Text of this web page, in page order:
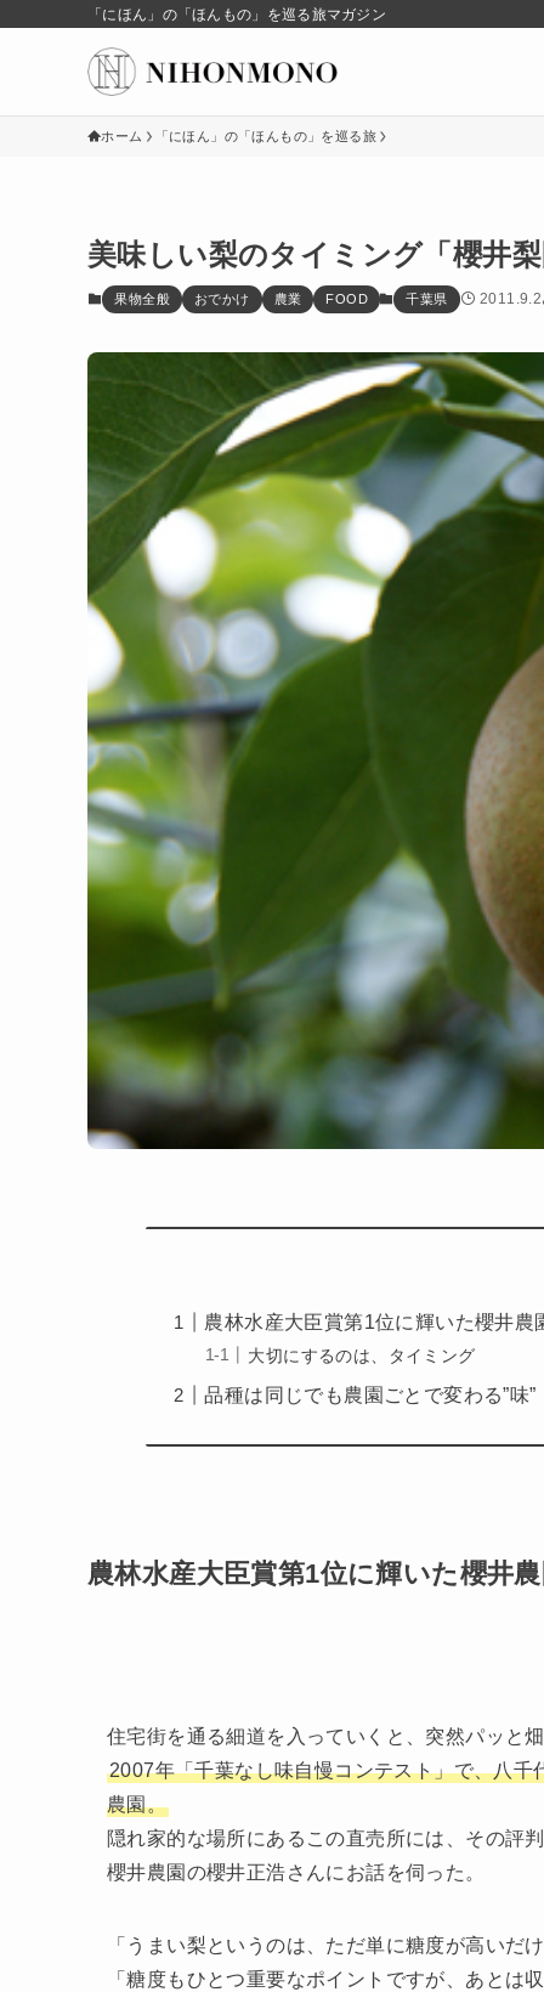
「にほん」の「ほんもの」を巡る旅マガジン
ホーム 「にほん」の「ほんもの」を巡る旅
美味しい梨のタイミング「櫻井
果物全般 おでかけ 農業 FOOD 千葉県 2011.9.2
農林水産大臣賞第1位に輝いた櫻井農
大切にするのは、タイミング
品種は同じでも農園ごとで変わる”味”
農林水産大臣賞第1位に輝いた櫻井
住宅街を通る細道を入っていくと、突然パッと
2007年「千葉なし味自慢コンテスト」で、八
農園。
隠れ家的な場所にあるこの直売所には、その評
櫻井農園の櫻井正浩さんにお話を伺った。
「うまい梨というのは、ただ単に糖度が高い
「糖度もひとつ重要なポイントですが、あと